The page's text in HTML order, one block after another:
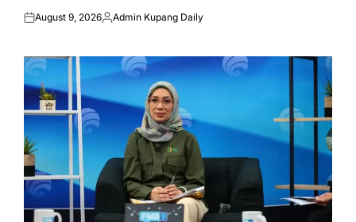
Posted
August 9, 2026Posted
Admin Kupang Daily